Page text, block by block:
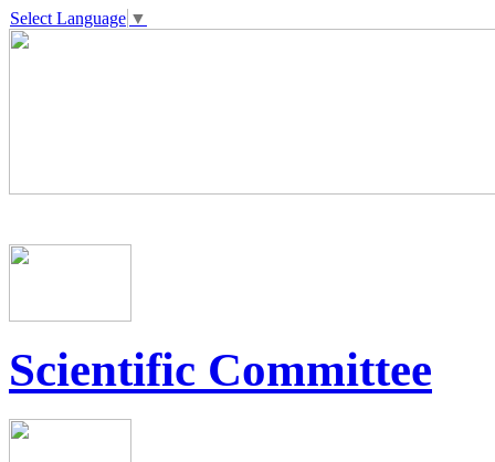
Select Language ▼
Scientific Committee